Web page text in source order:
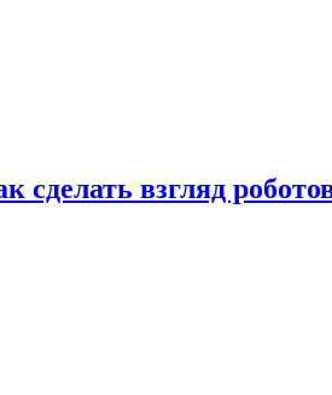
сделать взгляд